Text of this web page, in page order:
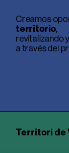
Creamos
territorio,
revitalizando
a través del
Territori de